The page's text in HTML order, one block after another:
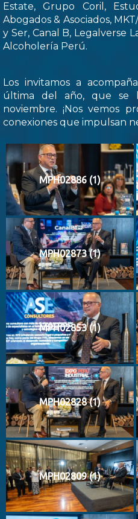
Estate, Grupo Coril,
Abogados & Asociados,
y Ser, Canal B, Legalverse
Alcoholería Perú.
Los invitamos a
última del año, que se
noviembre. ¡Nos vemos
conexiones que impulsan
MPH02886 (1)
MPH02873 (1)
MPH02853 (1)
MPH02828 (1)
MPH02809 (1)